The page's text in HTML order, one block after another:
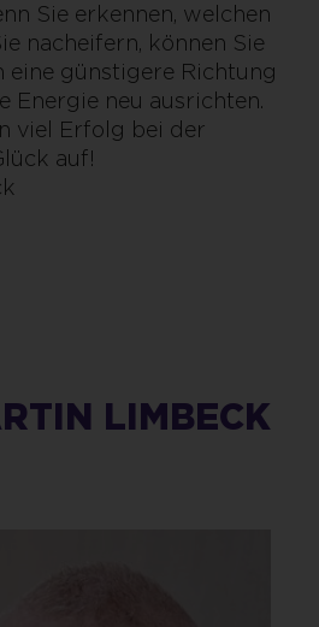
Sie erkennen, welchen
nacheifern, können Sie
eine günstigere Richtung
Energie neu ausrichten.
viel Erfolg bei der
auf!
LIMBECK